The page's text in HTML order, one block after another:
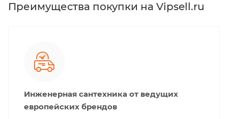
Преимущества покупки на Vipsell.ru
Инженерная сантехника от ведущих
европейских брендов